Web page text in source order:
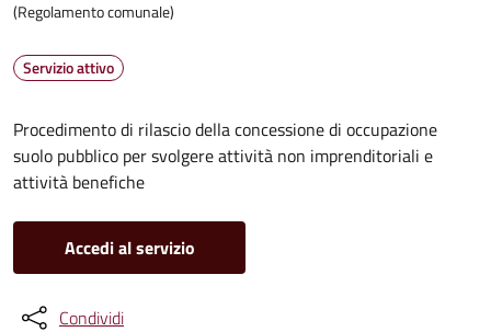
(Regolamento comunale)
Servizio attivo
Procedimento di rilascio della concessione di occupazione
suolo pubblico per svolgere attività non imprenditoriali e
attività benefiche
Accedi al servizio
Condividi